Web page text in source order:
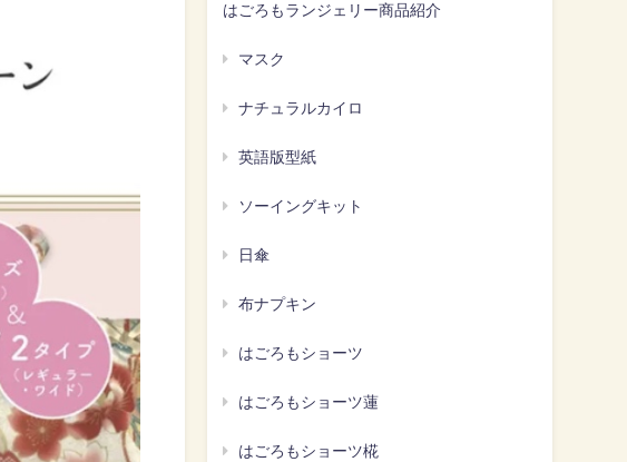
はごろもランジェリー商品紹介
マスク
ナチュラルカイロ
英語版型紙
ソーイングキット
日傘
布ナプキン
はごろもショーツ
はごろもショーツ蓮
はごろもショーツ椛